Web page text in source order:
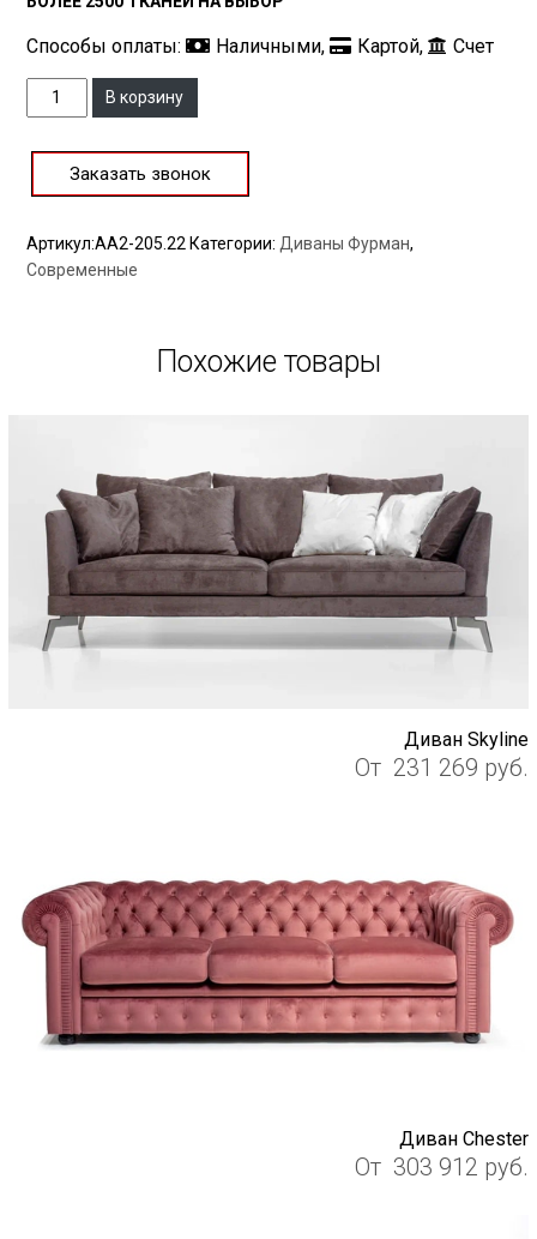
Способы оплаты: Наличными, Картой, Счет
КоличествоВ корзину
Заказать звонок
Артикул:AA2-205.22 Категории: Диваны Фурман,
Современные
Похожие товары
Диван Skyline
От 231 269 руб.
Диван Chester
От 303 912 руб.